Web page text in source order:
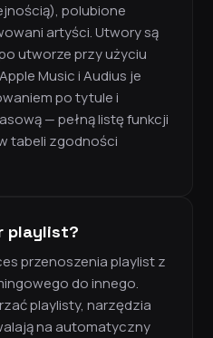
polubione
artyści. Utwory są
utworze przy użyciu
Music i Audius je
po tytule i
— pełną listę funkcji
tabeli zgodności
playlist?
przenoszenia playlist z
do innego.
playlisty, narzędzia
na automatyczny